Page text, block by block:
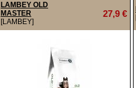
LAMBEY OLD
MASTER
[LAMBEY]
27,9 €